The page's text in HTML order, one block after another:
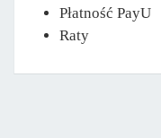
Płatność PayU
Raty